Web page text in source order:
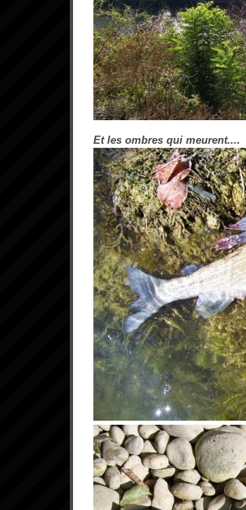
Et les ombres qui meurent....